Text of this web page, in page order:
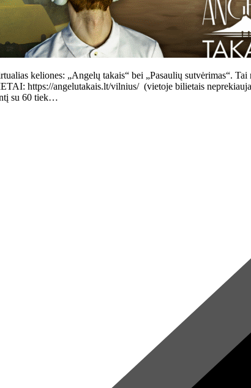
keliones: „Angelų takais“ bei „Pasaulių sutvėrimas“.
https://angelutakais.lt/vilnius/ (vietoje bilietais
su 60 tiek…